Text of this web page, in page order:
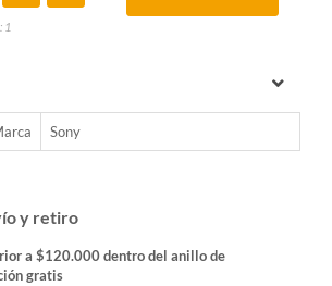
1
Sony
y retiro
a $120.000 dentro del anillo de
gratis